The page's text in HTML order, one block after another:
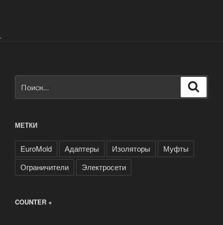
.
МЕТКИ
EuroMold Адаптеры Изоляторы
Муфты
Ограничители
Электросети
COUNTER +